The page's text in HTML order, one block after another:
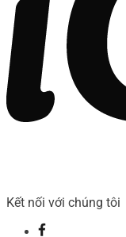
Kết nối với chúng tôi